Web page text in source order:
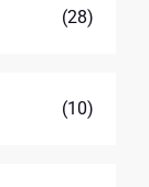
(28)
(10)